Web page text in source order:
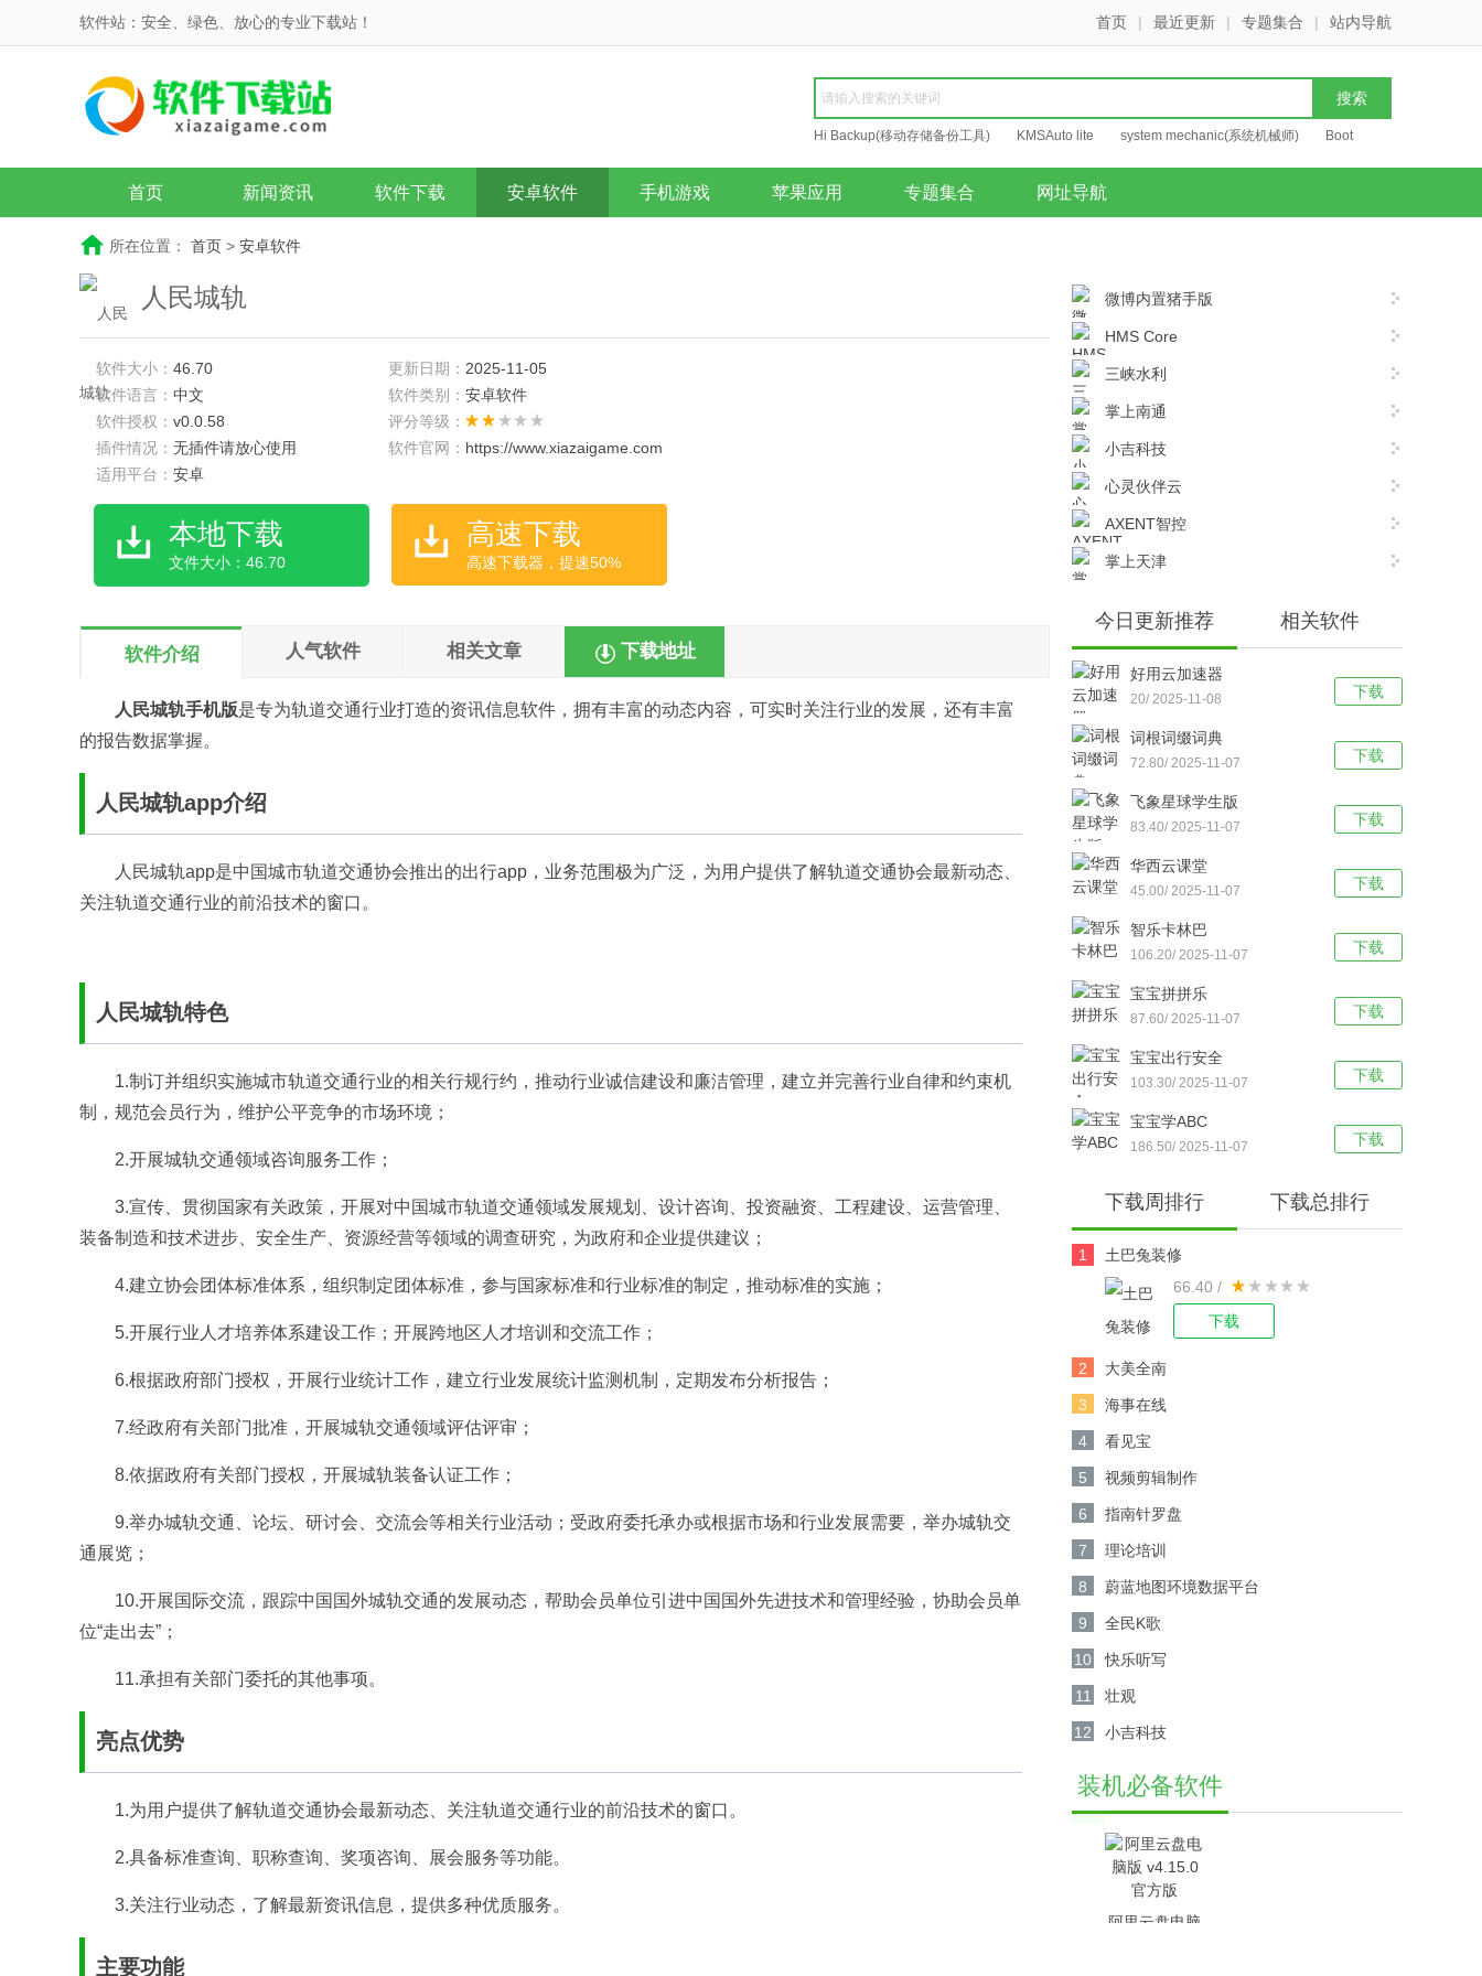
软件站：安全、绿色、放心的专业下载站！ 首页 | 最近更新 | 专题集合 | 站内导航
Hi Backup(移动存储备份工具) KMSAuto lite system mechanic(系统机械师) Boot
Repair
首页 新闻资讯 软件下载 安卓软件 手机游戏 苹果应用 专题集合 网址导航
所在位置： 首页 > 安卓软件
人民城轨
软件大小： 46.70 更新日期： 2025-11-05
软件语言： 中文 软件类别： 安卓软件
软件授权： v0.0.58
评分等级：
插件情况： 无插件请放心使用 软件官网： https://www.xiazaigame.com
适用平台： 安卓
本地下载
文件大小：46.70
高速下载
高速下载器，提速50%
软件介绍 人气软件 相关文章 下载地址
人民城轨手机版是专为轨道交通行业打造的资讯信息软件，拥有丰富的动态内容，可实时关注行业的发展，还有丰富
的报告数据掌握。
人民城轨app介绍
人民城轨app是中国城市轨道交通协会推出的出行app，业务范围极为广泛，为用户提供了解轨道交通协会最新动态、
关注轨道交通行业的前沿技术的窗口。
人民城轨特色
1.制订并组织实施城市轨道交通行业的相关行规行约，推动行业诚信建设和廉洁管理，建立并完善行业自律和约束机
制，规范会员行为，维护公平竞争的市场环境；
2.开展城轨交通领域咨询服务工作；
3.宣传、贯彻国家有关政策，开展对中国城市轨道交通领域发展规划、设计咨询、投资融资、工程建设、运营管理、
装备制造和技术进步、安全生产、资源经营等领域的调查研究，为政府和企业提供建议；
4.建立协会团体标准体系，组织制定团体标准，参与国家标准和行业标准的制定，推动标准的实施；
5.开展行业人才培养体系建设工作；开展跨地区人才培训和交流工作；
6.根据政府部门授权，开展行业统计工作，建立行业发展统计监测机制，定期发布分析报告；
7.经政府有关部门批准，开展城轨交通领域评估评审；
8.依据政府有关部门授权，开展城轨装备认证工作；
9.举办城轨交通、论坛、研讨会、交流会等相关行业活动；受政府委托承办或根据市场和行业发展需要，举办城轨交
通展览；
10.开展国际交流，跟踪中国国外城轨交通的发展动态，帮助会员单位引进中国国外先进技术和管理经验，协助会员单
位“走出去”；
11.承担有关部门委托的其他事项。
亮点优势
1.为用户提供了解轨道交通协会最新动态、关注轨道交通行业的前沿技术的窗口。
2.具备标准查询、职称查询、奖项咨询、展会服务等功能。
3.关注行业动态，了解最新资讯信息，提供多种优质服务。
主要功能
微博内置猪手版
HMS Core
三峡水利
掌上南通
小吉科技
心灵伙伴云
AXENT智控
掌上天津
今日更新推荐 相关软件
下载
好用云加速器
20/ 2025-11-08
下载
词根词缀词典
72.80/ 2025-11-07
下载
飞象星球学生版
83.40/ 2025-11-07
下载
华西云课堂
45.00/ 2025-11-07
下载
智乐卡林巴
106.20/ 2025-11-07
下载
宝宝拼拼乐
87.60/ 2025-11-07
下载
宝宝出行安全
103.30/ 2025-11-07
下载
宝宝学ABC
186.50/ 2025-11-07
下载周排行 下载总排行
1
土巴兔装修
66.40 /
下载
2 大美全南
3 海事在线
4 看见宝
5 视频剪辑制作
6 指南针罗盘
7 理论培训
8 蔚蓝地图环境数据平台
9 全民K歌
10 快乐听写
11 壮观
12 小吉科技
装机必备软件
阿里云盘电脑